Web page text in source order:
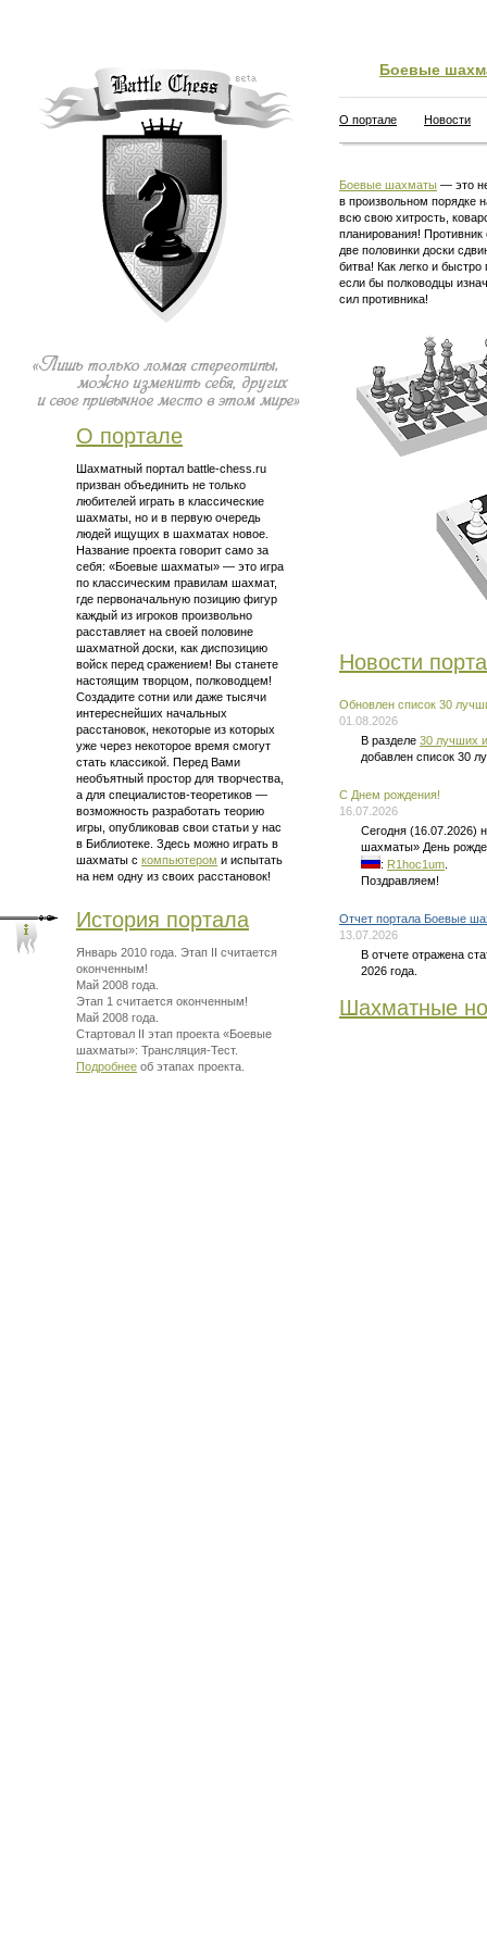
О портале
Шахматный портал battle-chess.ru
призван объединить не только
любителей играть в классические
шахматы, но и в первую очередь
людей ищущих в шахматах новое.
Название проекта говорит само за
себя: «Боевые шахматы» — это игра
по классическим правилам шахмат,
где первоначальную позицию фигур
каждый из игроков произвольно
расставляет на своей половине
шахматной доски, как диспозицию
войск перед сражением! Вы станете
настоящим творцом, полководцем!
Создадите сотни или даже тысячи
интереснейших начальных
расстановок, некоторые из которых
уже через некоторое время смогут
стать классикой. Перед Вами
необъятный простор для творчества,
а для специалистов-теоретиков —
возможность разработать теорию
игры, опубликовав свои статьи у нас
в Библиотеке. Здесь можно играть в
шахматы с компьютером и испытать
на нем одну из своих расстановок!
История портала
Январь 2010 года. Этап II считается
оконченным!
Май 2008 года.
Этап 1 считается оконченным!
Май 2008 года.
Стартовал II этап проекта «Боевые
шахматы»: Трансляция-Тест.
Подробнее об этапах проекта.
Боевые
О портале Новости
Боевые шахматы — это
в произвольном порядке
всю свою хитрость,
планирования!
две половинки доски
битва! Как легко и
если бы полководцы
сил противника!
Новости
Обновлен список 30
01.08.2026
В разделе 30 лучших
добавлен список 30
C Днем рождения!
16.07.2026
Сегодня (16.07.2026)
шахматы» День
: R1hoc1um
Поздравляем!
Отчет портала Боевые
13.07.2026
В отчете отражена
2026 года.
Шахматные